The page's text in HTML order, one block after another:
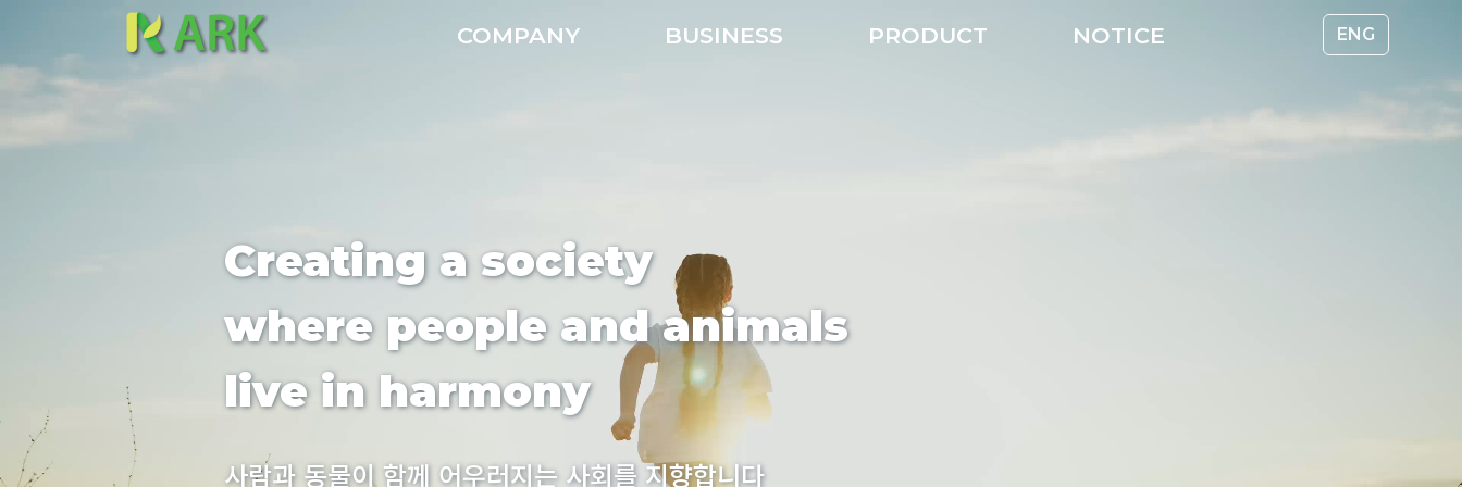
ENG
COMPANY BUSINESS PRODUCT NOTICE
Creating a society
where people and animals
live in harmony
사람과 동물이 함께 어우러지는 사회를 지향합니다